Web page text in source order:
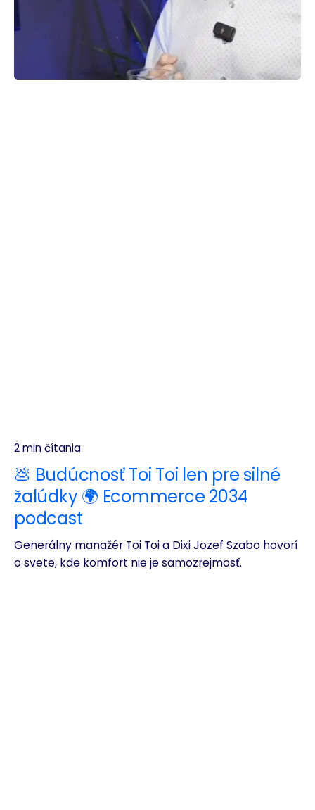
2 min čítania
💩 Budúcnosť Toi Toi len pre silné
žalúdky 🌍 Ecommerce 2034
podcast
Generálny manažér Toi Toi a Dixi Jozef Szabo hovorí
o svete, kde komfort nie je samozrejmosť.